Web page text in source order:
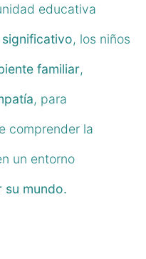
educativa
, los niños
familiar,
, para
comprender la
un entorno
su mundo.